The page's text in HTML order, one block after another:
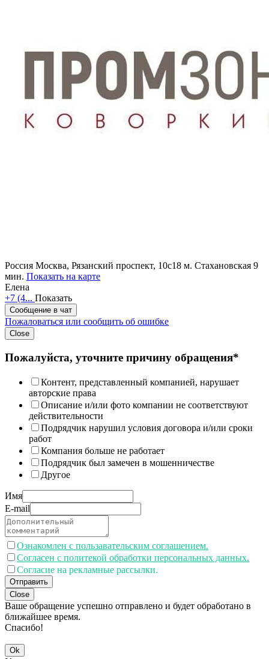
Россия Москва, Рязанский проспект, 10с18 м. Стахановская 9
мин. Показать на карте
Елена
+7 (4... Показать
Сообщение в чат
Пожаловаться или сообщить об ошибке
Close
Пожалуйста, уточните причину обращения*
Контент, представленный компанией, нарушает
авторские права
Описание и/или фото компании не соответствуют
действительности
Подрядчик нарушил условия договора и/или сроки
работ
Компания больше не работает
Подрядчик был замечен в мошенничестве
Другое
Имя
E-mail
Ознакомлен с пользавательским соглашением.
Согласен с политекой обработки персональных данных.
Согласие на рекламные рассылки.
Отправить
Close
Ваше обращение успешно отправлено и будет обработано в
ближайшее время.
Спасибо!
Ok